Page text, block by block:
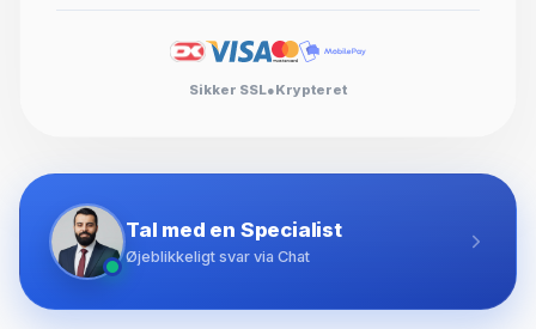
Sikker SSL●Krypteret
Tal med en Specialist
Øjeblikkeligt svar via Chat